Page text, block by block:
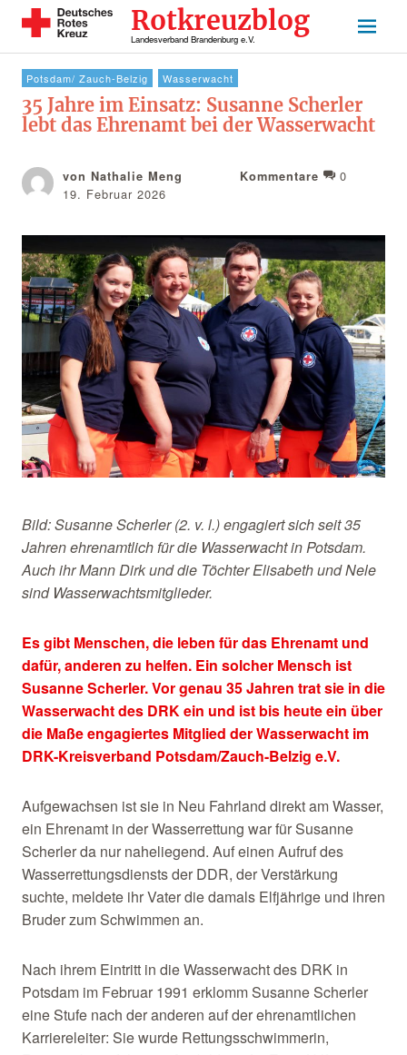
Rotkreuzblog
Landesverband Brandenburg e.V.
Potsdam/ Zauch-Belzig Wasserwacht
35 Jahre im Einsatz: Susanne Scherler
lebt das Ehrenamt bei der Wasserwacht
von Nathalie Meng
19. Februar 2026
Kommentare 0
Bild: Susanne Scherler (2. v. l.) engagiert sich seit 35
Jahren ehrenamtlich für die Wasserwacht in Potsdam.
Auch ihr Mann Dirk und die Töchter Elisabeth und Nele
sind Wasserwachtsmitglieder.
Es gibt Menschen, die leben für das Ehrenamt und
dafür, anderen zu helfen. Ein solcher Mensch ist
Susanne Scherler. Vor genau 35 Jahren trat sie in die
Wasserwacht des DRK ein und ist bis heute ein über
die Maße engagiertes Mitglied der Wasserwacht im
DRK-Kreisverband Potsdam/Zauch-Belzig e.V.
Aufgewachsen ist sie in Neu Fahrland direkt am Wasser,
ein Ehrenamt in der Wasserrettung war für Susanne
Scherler da nur naheliegend. Auf einen Aufruf des
Wasserrettungsdiensts der DDR, der Verstärkung
suchte, meldete ihr Vater die damals Elfjährige und ihren
Bruder zum Schwimmen an.
Nach ihrem Eintritt in die Wasserwacht des DRK in
Potsdam im Februar 1991 erklomm Susanne Scherler
eine Stufe nach der anderen auf der ehrenamtlichen
Karriereleiter: Sie wurde Rettungsschwimmerin,